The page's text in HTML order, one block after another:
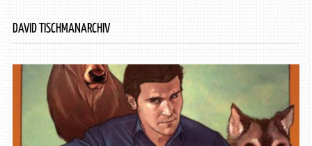
DAVID TISCHMANARCHIV